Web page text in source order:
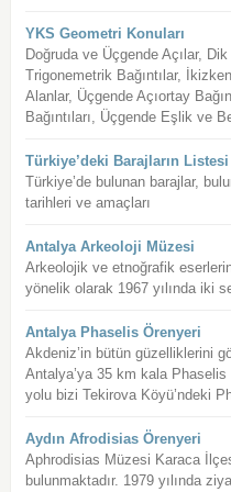
YKS Geometri Konuları
Doğruda ve Üçgende Açılar,
Trigonemetrik Bağıntılar,
Alanlar, Üçgende Açıortay
Bağıntıları, Üçgende Eşlik ve
Türkiye’deki Barajların Listesi
Türkiye’de bulunan barajlar,
tarihleri ve amaçları
Antalya Arkeoloji Müzesi
Arkeolojik ve etnoğrafik
yönelik olarak 1967 yılında iki
Antalya Phaselis Örenyeri
Akdeniz’in bütün güzelliklerini
Antalya’ya 35 km kala Phaselis
yolu bizi Tekirova Köyü’ndeki
Aydın Afrodisias Örenyeri
Aphrodisias Müzesi Karaca
bulunmaktadır. 1979 yılında